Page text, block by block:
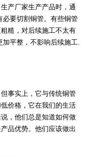
产厂家生产产品时，通
要切割铜管。有些铜管
糙，对后续施工不太有
平整，不影响后续施工.
事实上，它与传统铜管
价格，它在我们的生活
，他们总是知道如何做
品优势。他们应该做出